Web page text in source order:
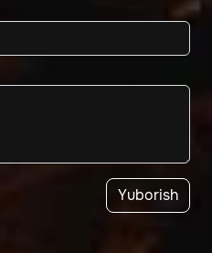
Yuborish